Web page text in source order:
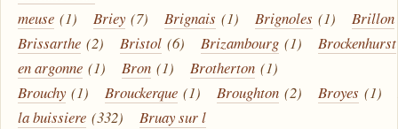
meuse (1) Briey (7) Brignais (1) Brignoles (1)
Brillon
Brissarthe (2) Bristol (6) Brizambourg (1)
Brockenhurst
en argonne (1) Bron (1) Brotherton (1)
Brouchy (1) Brouckerque (1) Broughton (2) Broyes (1)
la buissiere (332)
Bruay sur l